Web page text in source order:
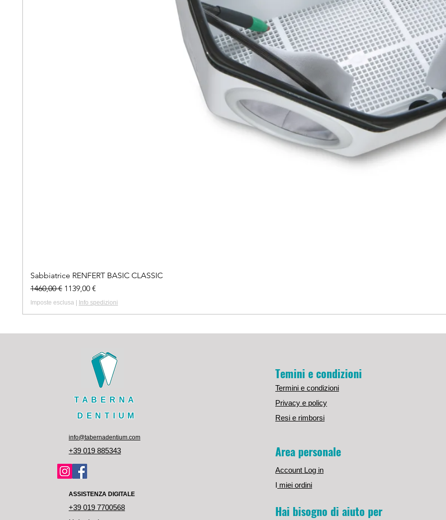
Sabbiatrice RENFERT BASIC CLASSIC
Prezzo regolare
1460,00 € Prezzo scontato
1139,00 €
Imposte esclusa Info spedizioni
TABERNA
DENTIUM
info@tabernadentium.com
+39 019 885343
ASSISTENZA DIGITALE
+39 019 7700568
Hai bisogno di aiuto per
Temini e condizioni
Termini e condizioni
Privacy e policy
Resi e rimborsi
Area personale
Account Log in
I miei ordini